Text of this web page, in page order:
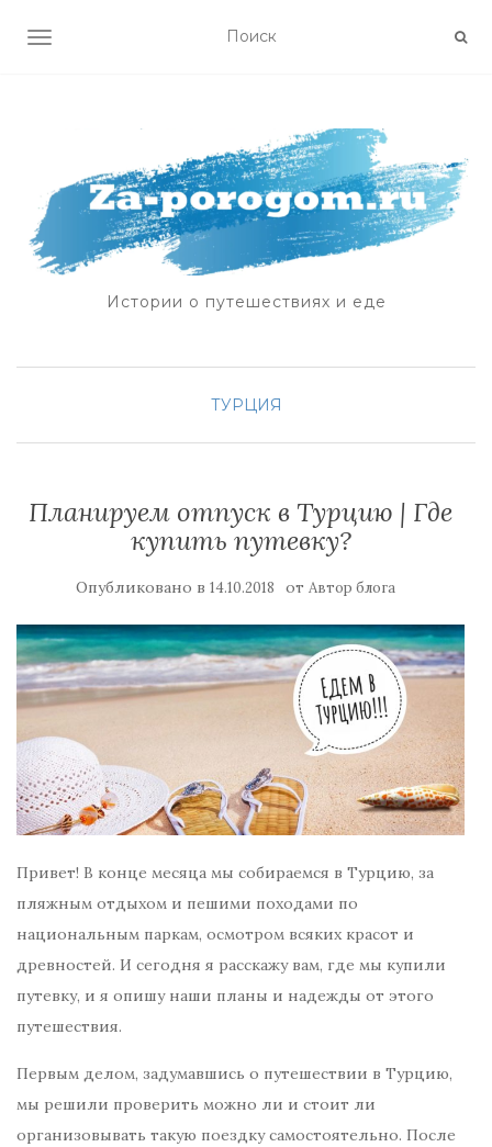
ПОКАЗАТЬ/СКРЫТЬ НАВИГАЦИЮ
Истории о путешествиях и еде
ТУРЦИЯ
Планируем отпуск в Турцию | Где
купить путевку?
Опубликовано в 14.10.2018 от Автор блога
Привет! В конце месяца мы собираемся в Турцию, за
пляжным отдыхом и пешими походами по
национальным паркам, осмотром всяких красот и
древностей. И сегодня я расскажу вам, где мы купили
путевку, и я опишу наши планы и надежды от этого
путешествия.
Первым делом, задумавшись о путешествии в Турцию,
мы решили проверить можно ли и стоит ли
организовывать такую поездку самостоятельно. После